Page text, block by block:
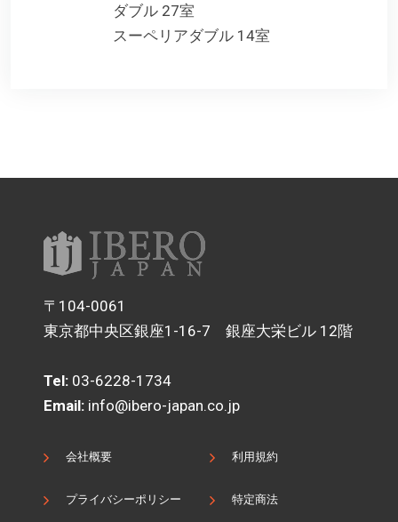
ダブル 27室
スーペリアダブル 14室
〒104-0061
東京都中央区銀座1-16-7 銀座大栄ビル 12階
Tel: 03-6228-1734
Email: info@ibero-japan.co.jp
会社概要
プライバシーポリシー
利用規約
特定商法